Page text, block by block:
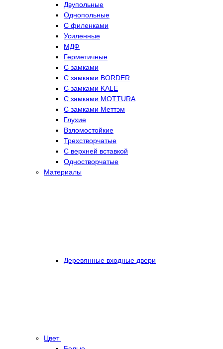
Двупольные
Однопольные
С филенками
Усиленные
МДФ
Герметичные
С замками
С замками BORDER
С замками KALE
С замками MOTTURA
С замками Меттэм
Глухие
Взломостойкие
Трехстворчатые
С верхней вставкой
Одностворчатые
Материалы
Деревянные входные двери
Цвет